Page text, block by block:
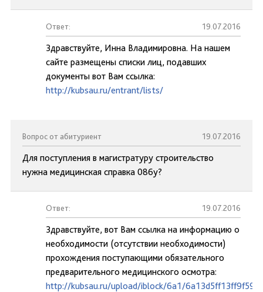
Ответ: 19.07.2016
Здравствуйте, Инна Владимировна. На нашем
сайте размещены списки лиц, подавших
документы вот Вам ссылка:
http://kubsau.ru/entrant/lists/
Вопрос от абитуриент 19.07.2016
Для поступления в магистратуру строительство
нужна медицинская справка 086у?
Ответ: 19.07.2016
Здравствуйте, вот Вам ссылка на информацию о
необходимости (отсутствии необходимости)
прохождения поступающими обязательного
предварительного медицинского осмотра:
http://kubsau.ru/upload/iblock/6a1/